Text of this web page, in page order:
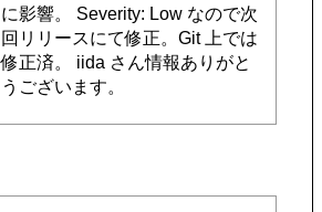
に影響。 Severity: Low なので次
回リリースにて修正。Git 上では
修正済。 iida さん情報ありがと
うございます。